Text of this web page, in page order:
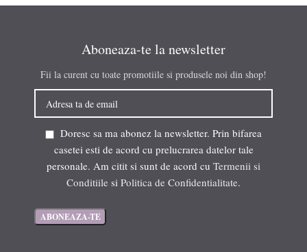
Aboneaza-te la newsletter
Fii la curent cu toate promotiile si produsele noi din shop!
Doresc sa ma abonez la newsletter. Prin bifarea
casetei esti de acord cu prelucrarea datelor tale
personale. Am citit si sunt de acord cu Termenii si
Conditiile si Politica de Confidentialitate.